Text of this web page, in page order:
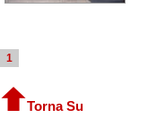
1
Torna Su